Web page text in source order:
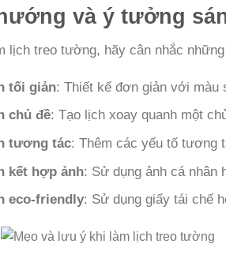
và ý tưởng
lịch treo tường, hãy cân nhắc
tối giản: Thiết kế đơn giản với màu
chủ đề: Tạo lịch xoay quanh một
tương tác: Thêm các yếu tố tương
kết hợp ảnh: Sử dụng ảnh cá nhân
eco-friendly: Sử dụng giấy tái chế